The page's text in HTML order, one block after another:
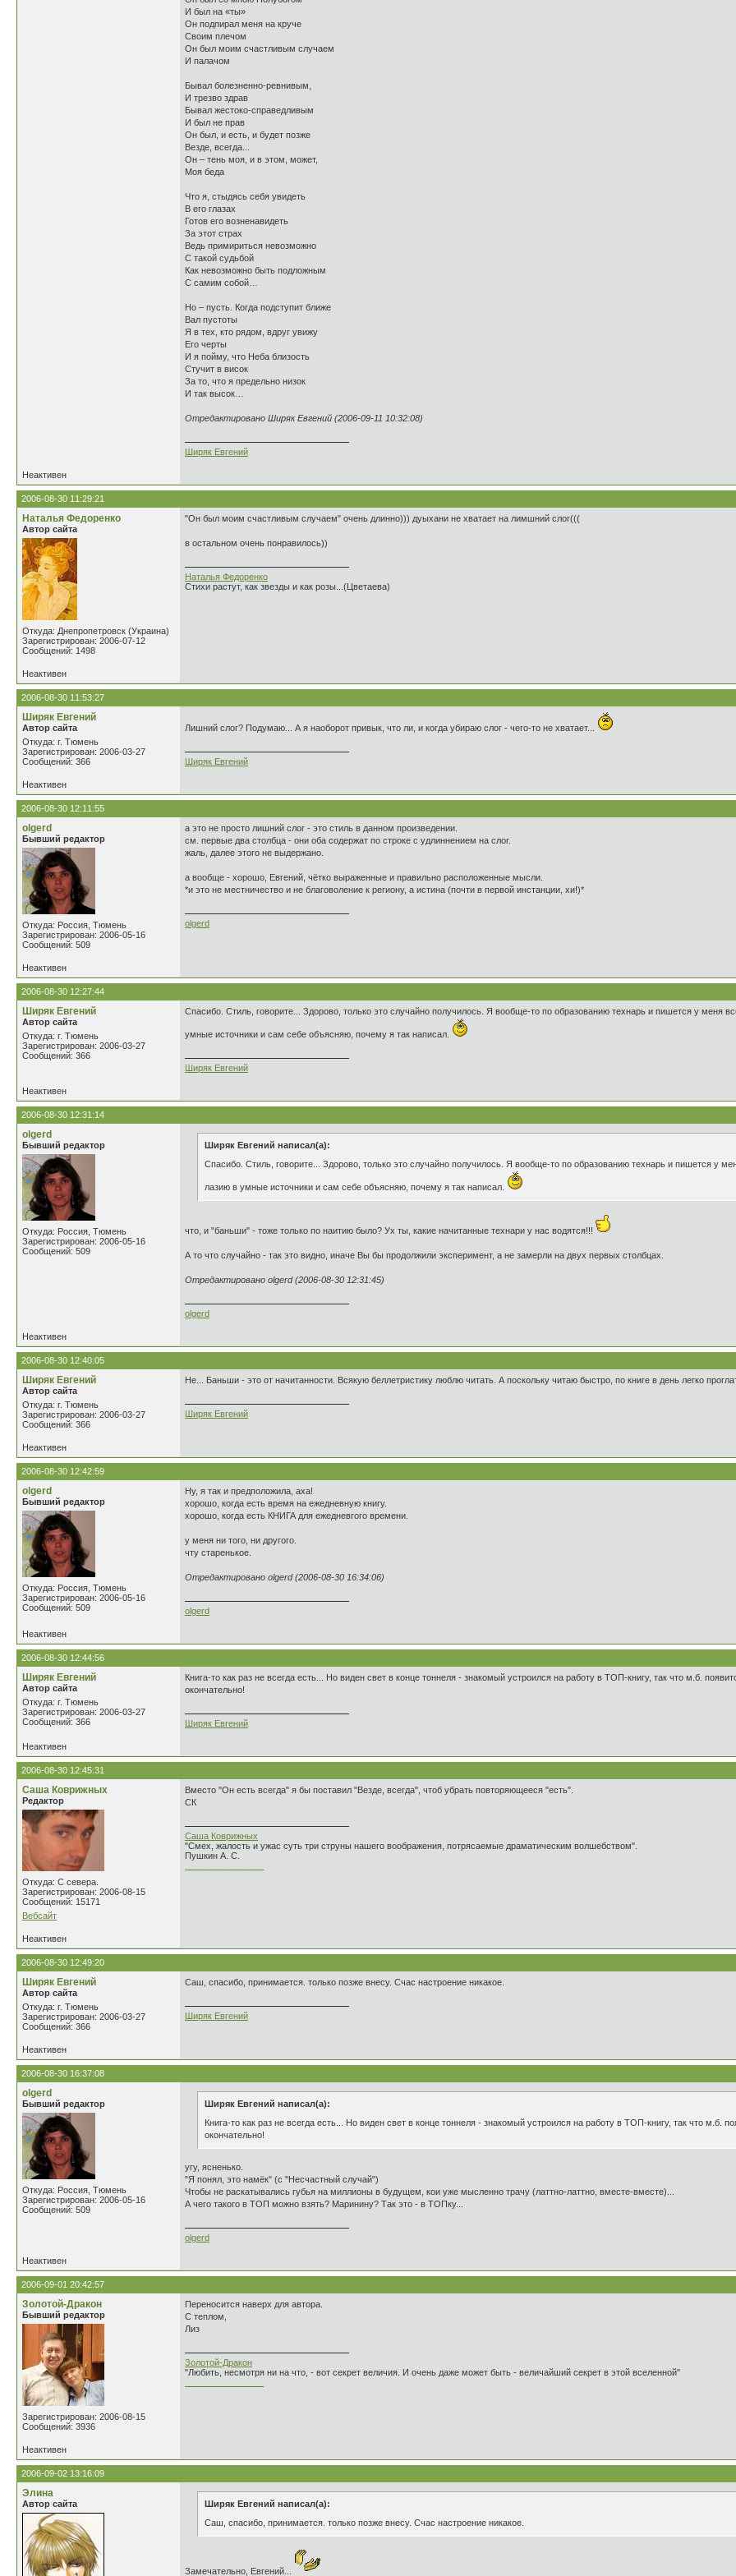
И был на «ты»
Он подпирал меня на круче
Своим плечом
Он был моим счастливым случаем
И палачом
Бывал болезненно-ревнивым,
И трезво здрав
Бывал жестоко-справедливым
И был не прав
Он был, и есть, и будет позже
Везде, всегда...
Он – тень моя, и в этом, может,
Моя беда
Что я, стыдясь себя увидеть
В его глазах
Готов его возненавидеть
За этот страх
Ведь примириться невозможно
С такой судьбой
Как невозможно быть подложным
С самим собой…
Но – пусть. Когда подступит ближе
Вал пустоты
Я в тех, кто рядом, вдруг увижу
Его черты
И я пойму, что Неба близость
Стучит в висок
За то, что я предельно низок
И так высок…
Отредактировано Ширяк Евгений (2006-09-11 10:32:08)
Ширяк Евгений
Неактивен
2006-08-30 11:29:21
Наталья Федоренко
Автор сайта
Откуда: Днепропетровск (Украина)
Зарегистрирован: 2006-07-12
Сообщений: 1498
"Он был моим счастливым случаем" очень длинно))) дуыхани не хватает на лимшний слог(((
в остальном очень понравилось))
Наталья Федоренко
Стихи растут, как звезды и как розы...(Цветаева)
Неактивен
2006-08-30 11:53:27
Ширяк Евгений
Автор сайта
Откуда: г. Тюмень
Зарегистрирован: 2006-03-27
Сообщений: 366
Лишний слог? Подумаю... А я наоборот привык, что ли, и когда убираю слог - чего-то не хватает...
Ширяк Евгений
Неактивен
2006-08-30 12:11:55
olgerd
Бывший редактор
Откуда: Россия, Тюмень
Зарегистрирован: 2006-05-16
Сообщений: 509
а это не просто лишний слог - это стиль в данном произведении.
см. первые два столбца - они оба содержат по строке с удлиннением на слог.
жаль, далее этого не выдержано.
а вообще - хорошо, Евгений, чётко выраженные и правильно расположенные мысли.
*и это не местничество и не благоволение к региону, а истина (почти в первой инстанции, хи!)*
olgerd
Неактивен
2006-08-30 12:27:44
Ширяк Евгений
Автор сайта
Откуда: г. Тюмень
Зарегистрирован: 2006-03-27
Сообщений: 366
Спасибо. Стиль, говорите... Здорово, только это случайно получилось. Я вообще-то по образованию технарь и пишется у меня
умные источники и сам себе объясняю, почему я так написал.
Ширяк Евгений
Неактивен
2006-08-30 12:31:14
olgerd
Бывший редактор
Откуда: Россия, Тюмень
Зарегистрирован: 2006-05-16
Сообщений: 509
Ширяк Евгений написал(а):
Спасибо. Стиль, говорите... Здорово, только это случайно получилось. Я вообще-то по образованию технарь и пишется у
лазию в умные источники и сам себе объясняю, почему я так написал.
что, и "баньши" - тоже только по наитию было? Ух ты, какие начитанные технари у нас водятся!!!
А то что случайно - так это видно, иначе Вы бы продолжили эксперимент, а не замерли на двух первых столбцах.
Отредактировано olgerd (2006-08-30 12:31:45)
olgerd
Неактивен
2006-08-30 12:40:05
Ширяк Евгений
Автор сайта
Откуда: г. Тюмень
Зарегистрирован: 2006-03-27
Сообщений: 366
Не... Баньши - это от начитанности. Всякую беллетристику люблю читать. А поскольку читаю быстро, по книге в день легко
Ширяк Евгений
Неактивен
2006-08-30 12:42:59
olgerd
Бывший редактор
Откуда: Россия, Тюмень
Зарегистрирован: 2006-05-16
Сообщений: 509
Ну, я так и предположила, аха!
хорошо, когда есть время на ежедневную книгу.
хорошо, когда есть КНИГА для ежедневгого времени.
у меня ни того, ни другого.
чту старенькое.
Отредактировано olgerd (2006-08-30 16:34:06)
olgerd
Неактивен
2006-08-30 12:44:56
Ширяк Евгений
Автор сайта
Откуда: г. Тюмень
Зарегистрирован: 2006-03-27
Сообщений: 366
Книга-то как раз не всегда есть... Но виден свет в конце тоннеля - знакомый устроился на работу в ТОП-книгу, так что м.б.
окончательно!
Ширяк Евгений
Неактивен
2006-08-30 12:45:31
Саша Коврижных
Редактор
Откуда: С севера.
Зарегистрирован: 2006-08-15
Сообщений: 15171
Вебсайт
Вместо "Он есть всегда" я бы поставил "Везде, всегда", чтоб убрать повторяющееся "есть".
СК
Саша Коврижных
"Смех, жалость и ужас суть три струны нашего воображения, потрясаемые драматическим волшебством".
Пушкин А. С.
Неактивен
2006-08-30 12:49:20
Ширяк Евгений
Автор сайта
Откуда: г. Тюмень
Зарегистрирован: 2006-03-27
Сообщений: 366
Саш, спасибо, принимается. только позже внесу. Счас настроение никакое.
Ширяк Евгений
Неактивен
2006-08-30 16:37:08
olgerd
Бывший редактор
Откуда: Россия, Тюмень
Зарегистрирован: 2006-05-16
Сообщений: 509
Ширяк Евгений написал(а):
Книга-то как раз не всегда есть... Но виден свет в конце тоннеля - знакомый устроился на работу в ТОП-книгу, так что м.б.
окончательно!
угу, ясненько.
"Я понял, это намёк" (с "Несчастный случай")
Чтобы не раскатывались губья на миллионы в будущем, кои уже мысленно трачу (латтно-латтно, вместе-вместе)...
А чего такого в ТОП можно взять? Маринину? Так это - в ТОПку...
olgerd
Неактивен
2006-09-01 20:42:57
Золотой-Дракон
Бывший редактор
Зарегистрирован: 2006-08-15
Сообщений: 3936
Переносится наверх для автора.
С теплом,
Лиз
Золотой-Дракон
"Любить, несмотря ни на что, - вот секрет величия. И очень даже может быть - величайший секрет в этой вселенной"
Неактивен
2006-09-02 13:16:09
Элина
Автор сайта
Ширяк Евгений написал(а):
Саш, спасибо, принимается. только позже внесу. Счас настроение никакое.
Замечательно, Евгений...